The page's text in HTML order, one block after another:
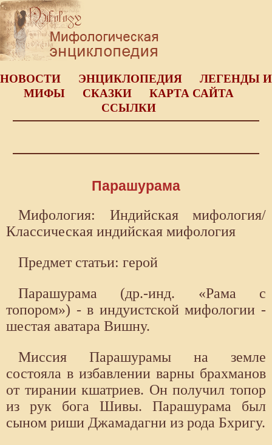
НОВОСТИ ЭНЦИКЛОПЕДИЯ
ЛЕГЕНДЫ И
МИФЫ
СКАЗКИ
КАРТА САЙТА
ССЫЛКИ
Парашурама
Мифология: Индийская мифология/
Классическая индийская мифология
Предмет статьи: герой
Парашурама (др.-инд. «Рама с
топором») - в индуистской мифологии -
шестая аватара Вишну.
Миссия Парашурамы на земле
состояла в избавлении варны брахманов
от тирании кшатриев. Он получил топор
из рук бога Шивы. Парашурама был
сыном риши Джамадагни из рода Бхригу.